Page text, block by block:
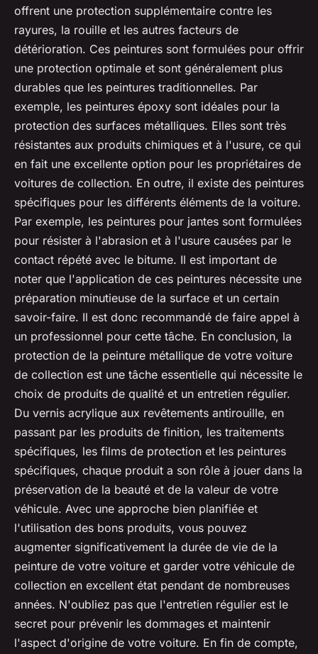
offrent une protection supplémentaire contre les
rayures, la rouille et les autres facteurs de
détérioration. Ces peintures sont formulées pour offrir
une protection optimale et sont généralement plus
durables que les peintures traditionnelles. Par
exemple, les peintures époxy sont idéales pour la
protection des surfaces métalliques. Elles sont très
résistantes aux produits chimiques et à l'usure, ce qui
en fait une excellente option pour les propriétaires de
voitures de collection. En outre, il existe des peintures
spécifiques pour les différents éléments de la voiture.
Par exemple, les peintures pour jantes sont formulées
pour résister à l'abrasion et à l'usure causées par le
contact répété avec le bitume. Il est important de
noter que l'application de ces peintures nécessite une
préparation minutieuse de la surface et un certain
savoir-faire. Il est donc recommandé de faire appel à
un professionnel pour cette tâche. En conclusion, la
protection de la peinture métallique de votre voiture
de collection est une tâche essentielle qui nécessite le
choix de produits de qualité et un entretien régulier.
Du vernis acrylique aux revêtements antirouille, en
passant par les produits de finition, les traitements
spécifiques, les films de protection et les peintures
spécifiques, chaque produit a son rôle à jouer dans la
préservation de la beauté et de la valeur de votre
véhicule. Avec une approche bien planifiée et
l'utilisation des bons produits, vous pouvez
augmenter significativement la durée de vie de la
peinture de votre voiture et garder votre véhicule de
collection en excellent état pendant de nombreuses
années. N'oubliez pas que l'entretien régulier est le
secret pour prévenir les dommages et maintenir
l'aspect d'origine de votre voiture. En fin de compte,